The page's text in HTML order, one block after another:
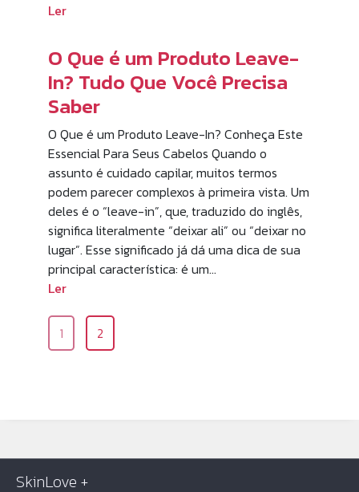
Ler
O Que é um Produto Leave-
In? Tudo Que Você Precisa
Saber
O Que é um Produto Leave-In? Conheça Este
Essencial Para Seus Cabelos Quando o
assunto é cuidado capilar, muitos termos
podem parecer complexos à primeira vista. Um
deles é o “leave-in”, que, traduzido do inglês,
significa literalmente “deixar ali” ou “deixar no
lugar”. Esse significado já dá uma dica de sua
principal característica: é um…
Ler
1 2
SkinLove +